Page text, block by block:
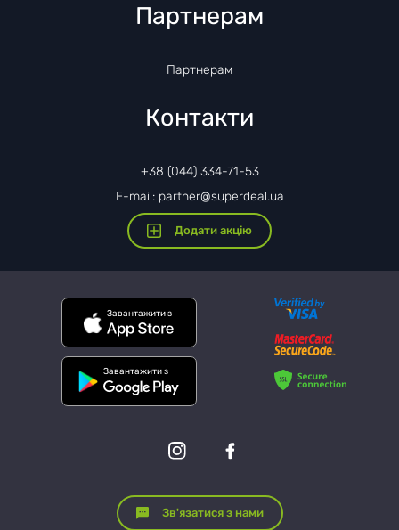
Партнерам
Партнерам
Контакти
+38 (044) 334-71-53
E-mail: partner@superdeal.ua
Додати акцію
Завантажити з
Завантажити з
Зв'язатися з нами